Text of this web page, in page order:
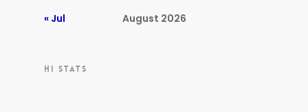
August 2026
« Jul
HI STATS